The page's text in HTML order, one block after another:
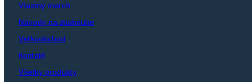
Vlastný merch
Návody na stiahnutie
Veľkoobchod
Kontakt
Všetky produkty